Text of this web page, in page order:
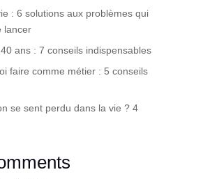
: 6 solutions aux problèmes qui
lancer
ans : 7 conseils indispensables
faire comme métier : 5 conseils
se sent perdu dans la vie ? 4